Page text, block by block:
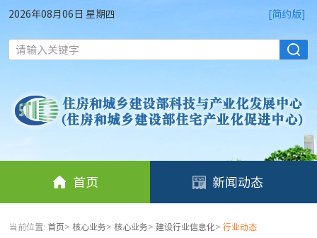
2026年08月06日 星期四 [简约版]
请输入关键字
首页 新闻动态
当前位置: 首页> 核心业务> 核心业务> 建设行业信息化> 行业动态